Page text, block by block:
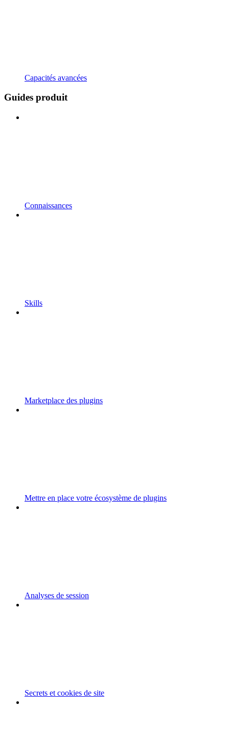
Capacités avancées
Guides produit
Connaissances
Skills
Marketplace des plugins
Mettre en place votre écosystème de plugins
Analyses de session
Secrets et cookies de site